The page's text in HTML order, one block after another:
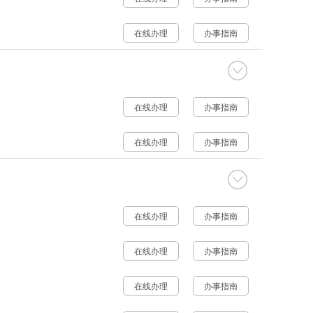
在线办理 办事指南
在线办理 办事指南
在线办理 办事指南
在线办理 办事指南
在线办理 办事指南
在线办理 办事指南